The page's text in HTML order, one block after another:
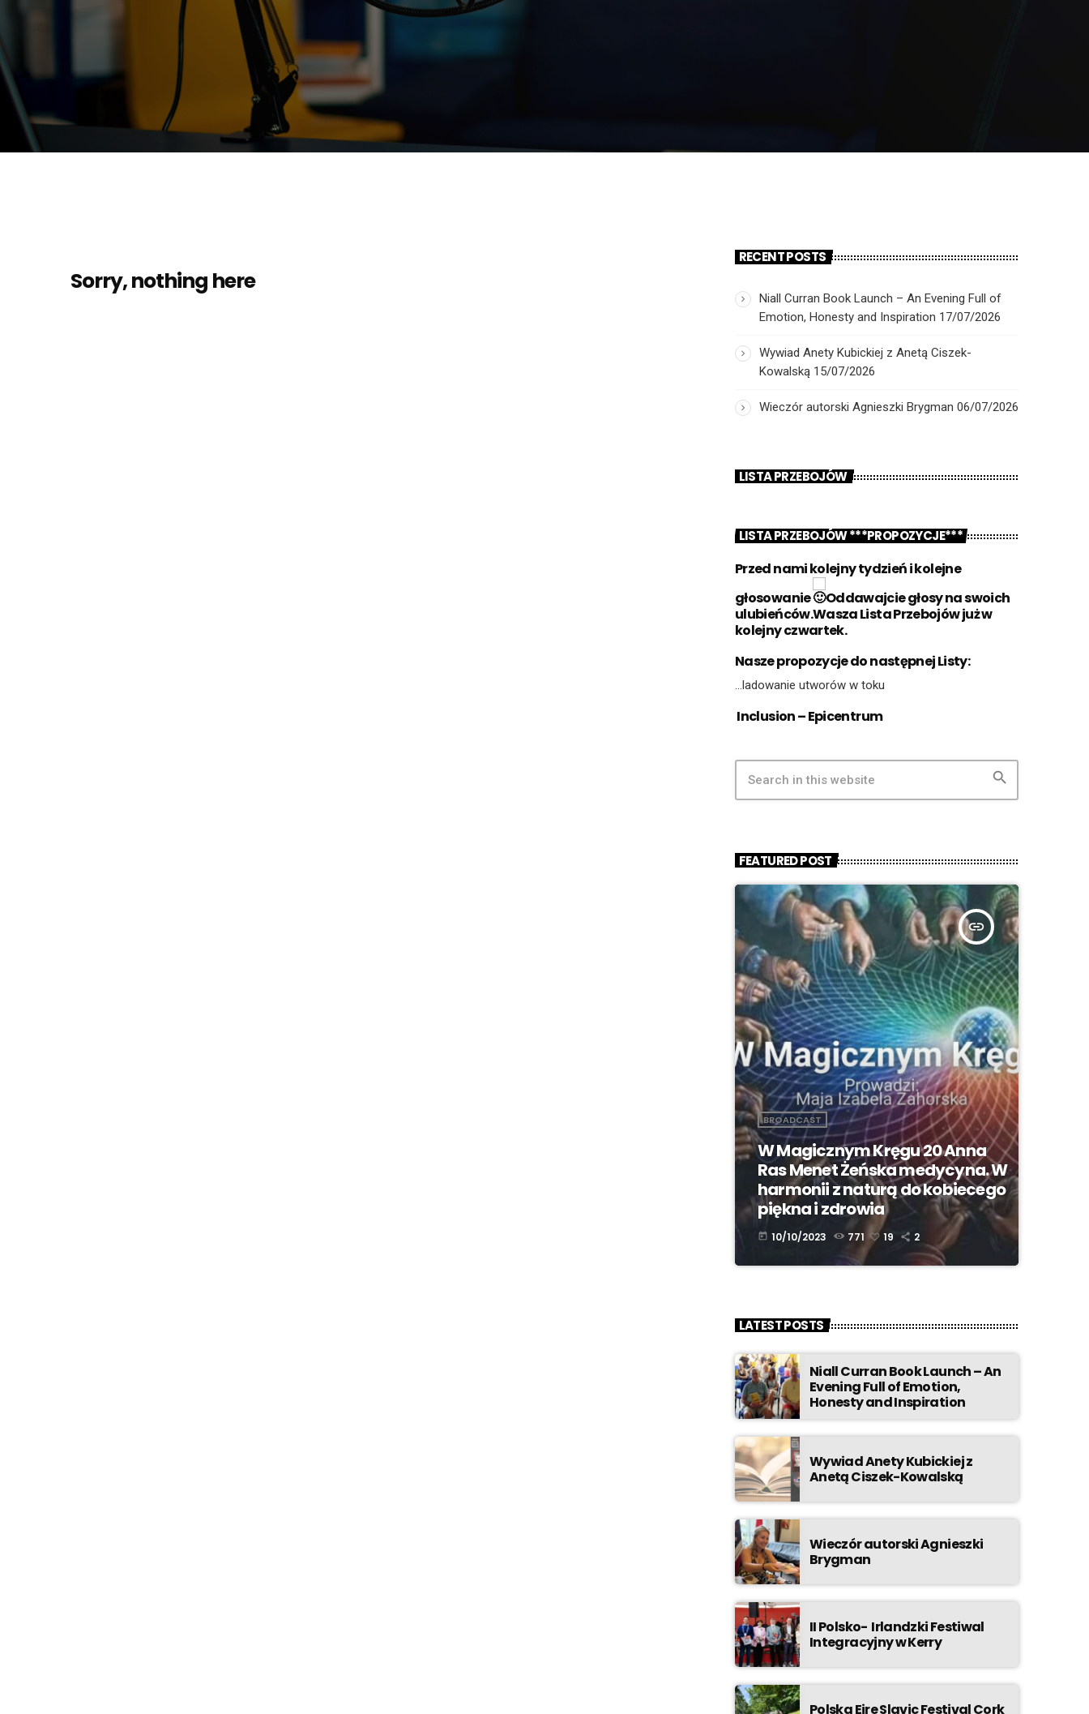
Sorry, nothing here
RECENT POSTS
Niall Curran Book Launch – An Evening Full of
Emotion, Honesty and Inspiration 17/07/2026
Wywiad Anety Kubickiej z Anetą Ciszek-
Kowalską 15/07/2026
Wieczór autorski Agnieszki Brygman 06/07/2026
LISTA PRZEBOJÓW
LISTA PRZEBOJÓW ***PROPOZYCJE***
Przed nami kolejny tydzień i kolejne
głosowanie
Oddawajcie głosy na swoich
ulubieńców.Wasza Lista Przebojów już w
kolejny czwartek.
Nasze propozycje do następnej Listy:
…ladowanie utworów w toku
Inclusion – Epicentrum
search
FEATURED POST
insert_link
BROADCAST
W Magicznym Kręgu 20 Anna
Ras Menet Żeńska medycyna. W
harmonii z naturą do kobiecego
piękna i zdrowia
today 10/10/2023 771 19 2
LATEST POSTS
Niall Curran Book Launch – An
Evening Full of Emotion,
Honesty and Inspiration
Wywiad Anety Kubickiej z
Anetą Ciszek-Kowalską
Wieczór autorski Agnieszki
Brygman
II Polsko- Irlandzki Festiwal
Integracyjny w Kerry
Polska Eire Slavic Festival Cork